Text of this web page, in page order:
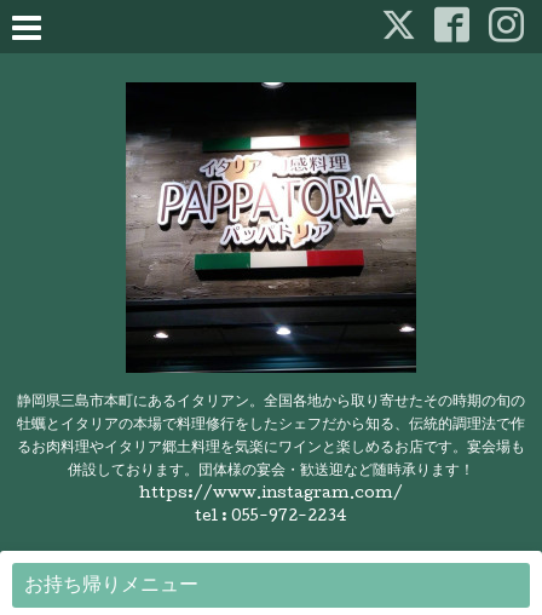
静岡県三島市本町にあるイタリアン。全国各地から取り寄せたその時期の旬の
牡蠣とイタリアの本場で料理修行をしたシェフだから知る、伝統的調理法で作
るお肉料理やイタリア郷土料理を気楽にワインと楽しめるお店です。宴会場も
併設しております。団体様の宴会・歓送迎など随時承ります！
https://www.instagram.com/
tel : 055-972-2234
お持ち帰りメニュー